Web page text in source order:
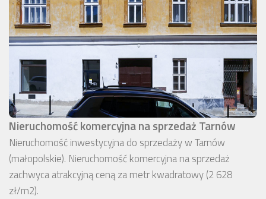
Nieruchomość komercyjna na sprzedaż Tarnów
Nieruchomość inwestycyjna do sprzedaży w Tarnów
(małopolskie). Nieruchomość komercyjna na sprzedaż
zachwyca atrakcyjną ceną za metr kwadratowy (2 628
zł/m2).